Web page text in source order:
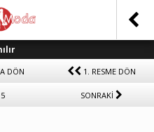
DÖN 1. RESME DÖN
SONRAKİ